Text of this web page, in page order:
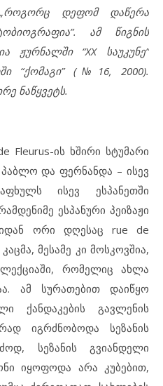
დეფომ დაწერა
ამ წიგნის
ჟურნალში “XX საუკუნე”
“ქომაგი” (№16, 2000).
ნაწყვეტს.
ის ხშირი სტუმარი
და ფერნანდა – ისევ
ისევ ესპანეთში
ესპანური პეიზაჟი
ორი დღესაც rue de
მესამე კი მოსკოვშია,
რომელიც ახლა
ამ სურათებით დაიწყო
ქანდაკების გავლენის
იგრძნობოდა სეზანის
სეზანის გვიანდელი
იყოფოდა არა კუბებით,